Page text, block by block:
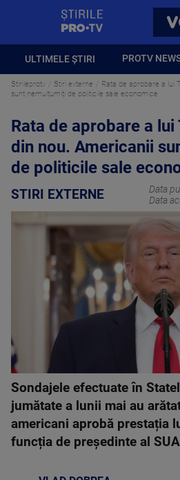
ULTIMELE ȘTIRI PROTV
Stirileprotv Stiri externe
Rata de aprobare a lui
sunt nemulțumiți de politicile sale economice
Rata de aprobare a
din nou. Americanii
de politicile sale
STIRI EXTERNE Data
Data
Sondajele efectuate în
jumătate a lunii mai au
americani aprobă prestația
funcția de președinte al